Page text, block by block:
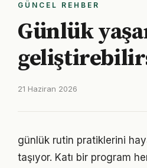
GÜNCEL REHBER
Günlük
21 Haziran 2026
günlük rutin pratiklerini
taşıyor. Katı bir program